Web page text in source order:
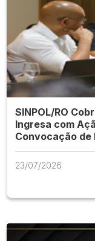
SINPOL/RO
Ingresa com
Convocação de
23/07/2026